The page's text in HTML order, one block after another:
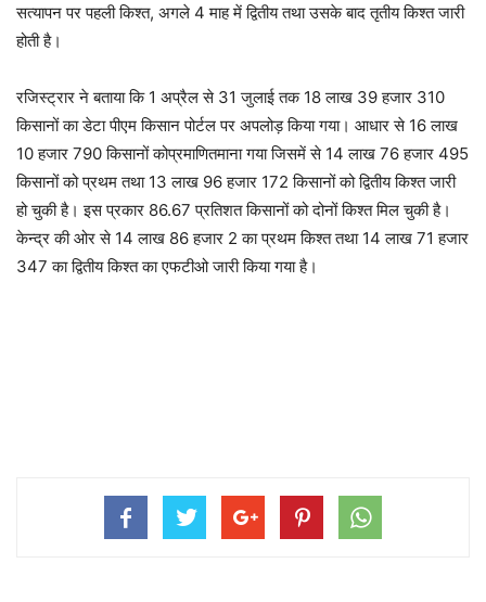
सत्यापन पर पहली किश्त, अगले 4 माह में द्वितीय तथा उसके बाद तृतीय किश्त जारी
होती है।
रजिस्ट्रार ने बताया कि 1 अप्रैल से 31 जुलाई तक 18 लाख 39 हजार 310
किसानों का डेटा पीएम किसान पोर्टल पर अपलोड़ किया गया। आधार से 16 लाख
10 हजार 790 किसानों कोप्रमाणितमाना गया जिसमें से 14 लाख 76 हजार 495
किसानों को प्रथम तथा 13 लाख 96 हजार 172 किसानों को द्वितीय किश्त जारी
हो चुकी है। इस प्रकार 86.67 प्रतिशत किसानों को दोनों किश्त मिल चुकी है।
केन्द्र की ओर से 14 लाख 86 हजार 2 का प्रथम किश्त तथा 14 लाख 71 हजार
347 का द्वितीय किश्त का एफटीओ जारी किया गया है।